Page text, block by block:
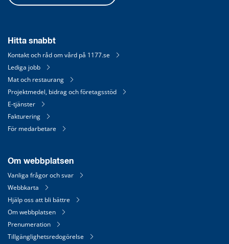
Hitta snabbt
Kontakt och råd om vård på 1177.se
Lediga jobb
Mat och restaurang
Projektmedel, bidrag och företagsstöd
E-tjänster
Fakturering
För medarbetare
Om webbplatsen
Vanliga frågor och svar
Webbkarta
Hjälp oss att bli bättre
Om webbplatsen
Prenumeration
Tillgänglighetsredogörelse